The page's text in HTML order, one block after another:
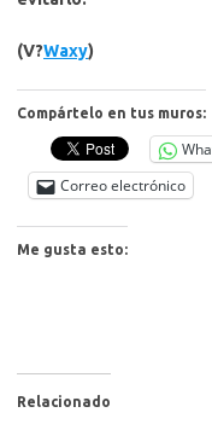
(V?Waxy)
Compártelo en tus muros:
Correo electrónico
Me gusta esto:
Relacionado